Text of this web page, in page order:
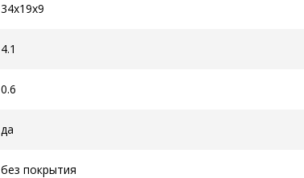
34x19x9
4.1
0.6
да
без покрытия